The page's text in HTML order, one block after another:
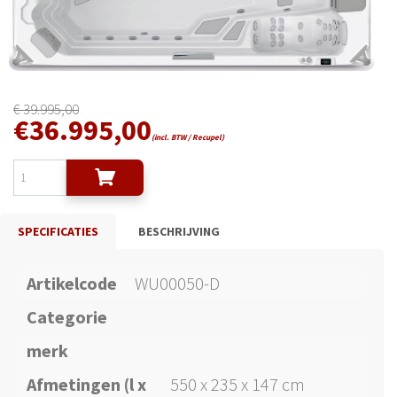
€39.995,00
€36.995,00(incl. BTW / Recupel)
SPECIFICATIES BESCHRIJVING
Artikelcode
WU00050-D
Categorie
merk
Afmetingen (l x
550 x 235 x 147 cm